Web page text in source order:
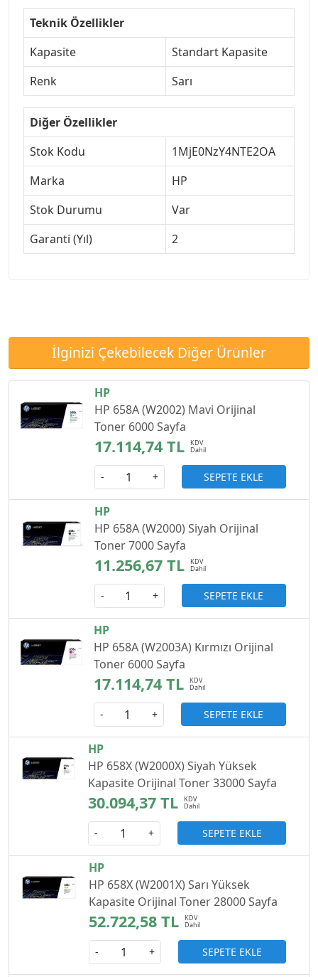
Teknik Özellikler
Kapasite
Standart Kapasite
Renk
Sarı
Diğer Özellikler
Stok Kodu
1MjE0NzY4NTE2OA
Marka
HP
Stok Durumu
Var
Garanti (Yıl)
2
İlginizi Çekebilecek Diğer Ürünler
HP
HP 658A (W2002) Mavi Orijinal
Toner 6000 Sayfa
17.114,74 TL
- + SEPETE EKLE
HP
HP 658A (W2000) Siyah Orijinal
Toner 7000 Sayfa
11.256,67 TL
- + SEPETE EKLE
HP
HP 658A (W2003A) Kırmızı Orijinal
Toner 6000 Sayfa
17.114,74 TL
- + SEPETE EKLE
HP
HP 658X (W2000X) Siyah Yüksek
Kapasite Orijinal Toner 33000 Sayfa
30.094,37 TL
- + SEPETE EKLE
HP
HP 658X (W2001X) Sarı Yüksek
Kapasite Orijinal Toner 28000 Sayfa
52.722,58 TL
- + SEPETE EKLE